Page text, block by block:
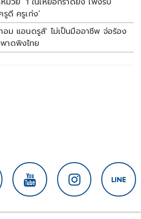
รูดี ครูเก่ง’
ม แอนดรูส์' ไม่เป็นมืออาชีพ จ่อร้อง
าดพิงไทย